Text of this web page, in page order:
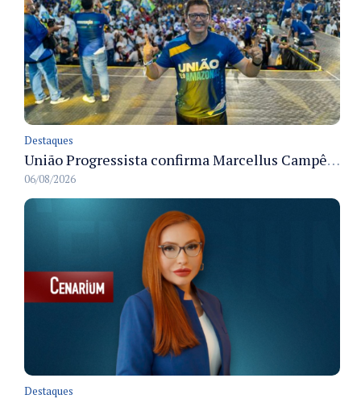
Destaques
União Progressista confirma Marcellus Campêlo como candidato a deputado estadual
06/08/2026
Destaques